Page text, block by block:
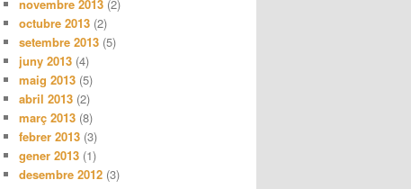
novembre 2013 (2)
octubre 2013 (2)
setembre 2013 (5)
juny 2013 (4)
maig 2013 (5)
abril 2013 (2)
març 2013 (8)
febrer 2013 (3)
gener 2013 (1)
desembre 2012 (3)